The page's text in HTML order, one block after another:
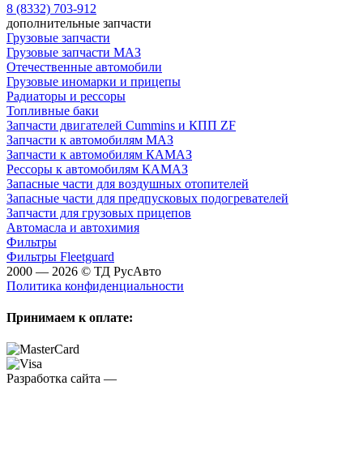
8 (8332) 703-912
дополнительные запчасти
Грузовые запчасти
Грузовые запчасти МАЗ
Отечественные автомобили
Грузовые иномарки и прицепы
Радиаторы и рессоры
Топливные баки
Запчасти двигателей Cummins и КПП ZF
Запчасти к автомобилям МАЗ
Запчасти к автомобилям КАМАЗ
Рессоры к автомобилям КАМАЗ
Запасные части для воздушных отопителей
Запасные части для предпусковых подогревателей
Запчасти для грузовых прицепов
Автомасла и автохимия
Фильтры
Фильтры Fleetguard
2000 — 2026 © ТД РусАвто
Политика конфиденциальности
Принимаем к оплате:
Разработка сайта —